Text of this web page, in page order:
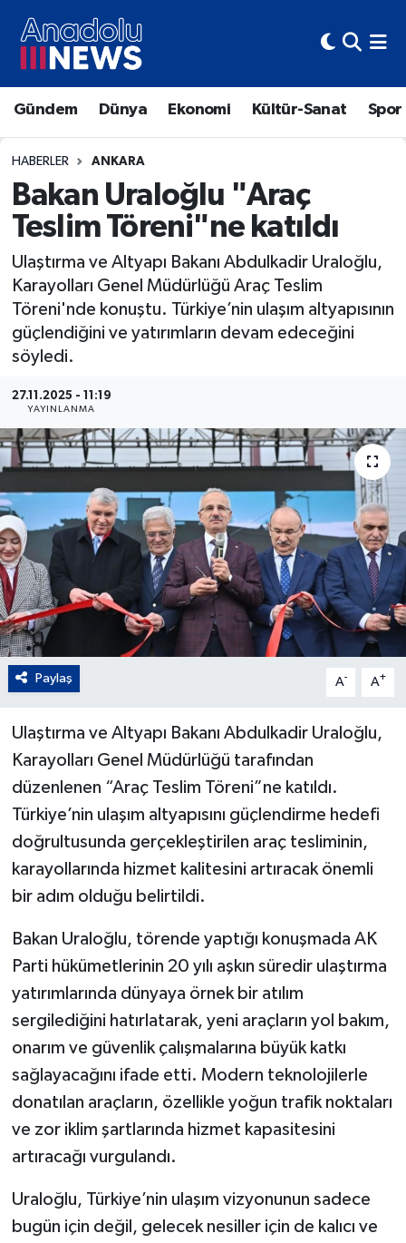
Gündem Dünya Ekonomi Kültür-Sanat Spor
HABERLER ANKARA
Bakan Uraloğlu "Araç
Teslim Töreni"ne katıldı
Ulaştırma ve Altyapı Bakanı Abdulkadir Uraloğlu,
Karayolları Genel Müdürlüğü Araç Teslim
Töreni'nde konuştu. Türkiye’nin ulaşım altyapısının
güçlendiğini ve yatırımların devam edeceğini
söyledi.
27.11.2025 - 11:19
YAYINLANMA
Paylaş A- A+
Ulaştırma ve Altyapı Bakanı Abdulkadir Uraloğlu,
Karayolları Genel Müdürlüğü tarafından
düzenlenen “Araç Teslim Töreni”ne katıldı.
Türkiye’nin ulaşım altyapısını güçlendirme hedefi
doğrultusunda gerçekleştirilen araç tesliminin,
karayollarında hizmet kalitesini artıracak önemli
bir adım olduğu belirtildi.
Bakan Uraloğlu, törende yaptığı konuşmada AK
Parti hükümetlerinin 20 yılı aşkın süredir ulaştırma
yatırımlarında dünyaya örnek bir atılım
sergilediğini hatırlatarak, yeni araçların yol bakım,
onarım ve güvenlik çalışmalarına büyük katkı
sağlayacağını ifade etti. Modern teknolojilerle
donatılan araçların, özellikle yoğun trafik noktaları
ve zor iklim şartlarında hizmet kapasitesini
artıracağı vurgulandı.
Uraloğlu, Türkiye’nin ulaşım vizyonunun sadece
bugün için değil, gelecek nesiller için de kalıcı ve
Hava Durumu
Trafik Durumu
Süper Lig Puan Durumu ve Fikstür
Tüm Manşetler
Son Dakika Haberleri
Haber Arşivi